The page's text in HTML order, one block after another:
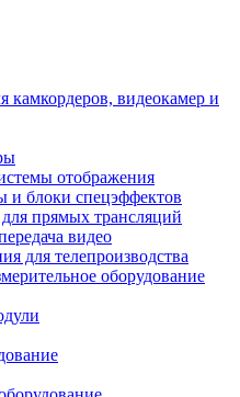
камкордеров, видеокамер и
отображения
блоки спецэффектов
прямых трансляций
видео
для телепроизводства
оборудование